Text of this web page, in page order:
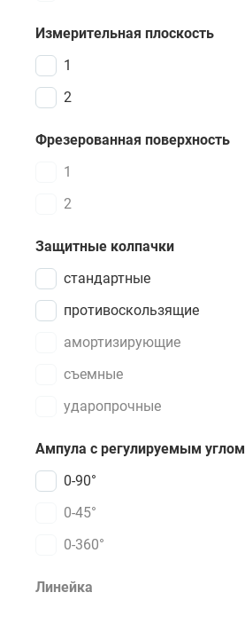
Измерительная плоскость
1
2
Фрезерованная поверхность
1
2
Защитные колпачки
стандартные
противоскользящие
амортизирующие
съемные
ударопрочные
Ампула с регулируемым углом
0-90°
0-45°
0-360°
Линейка